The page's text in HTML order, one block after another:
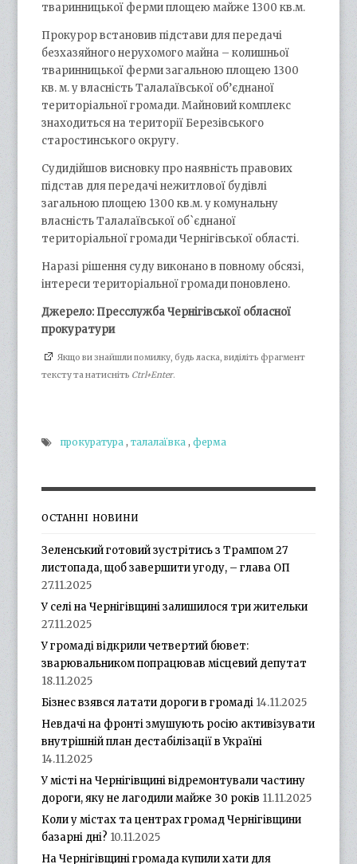
тваринницької ферми площею майже 1300 кв.м.
Прокурор встановив підстави для передачі
безхазяйного нерухомого майна – колишньої
тваринницької ферми загальною площею 1300
кв. м. у власність Талалаївської об’єднаної
територіальної громади. Майновий комплекс
знаходиться на території Березівського
старостинського округу.
Судидійшов висновку про наявність правових
підстав для передачі нежитлової будівлі
загальною площею 1300 кв.м. у комунальну
власність Талалаївської об`єднаної
територіальної громади Чернігівської області.
Наразі рішення суду виконано в повному обсязі,
інтереси територіальної громади поновлено.
Джерело: Пресслужба Чернігівської обласної
прокуратури
Якщо ви знайшли помилку, будь ласка, виділіть фрагмент
тексту та натисніть Ctrl+Enter.
прокуратура ,талалаївка ,ферма
ОСТАННІ НОВИНИ
Зеленський готовий зустрітись з Трампом 27
листопада, щоб завершити угоду, – глава ОП
27.11.2025
У селі на Чернігівщині залишилося три жительки
27.11.2025
У громаді відкрили четвертий бювет:
зварювальником попрацював місцевий депутат
18.11.2025
Бізнес взявся латати дороги в громаді 14.11.2025
Невдачі на фронті змушують росію активізувати
внутрішній план дестабілізації в Україні
14.11.2025
У місті на Чернігівщині відремонтували частину
дороги, яку не лагодили майже 30 років 11.11.2025
Коли у містах та центрах громад Чернігівщини
базарні дні? 10.11.2025
На Чернігівщині громада купили хати для